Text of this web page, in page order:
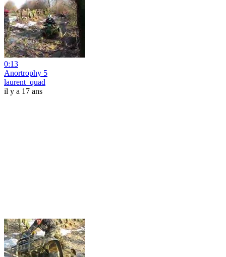
0:13
Anortrophy 5
laurent_quad
il y a 17 ans